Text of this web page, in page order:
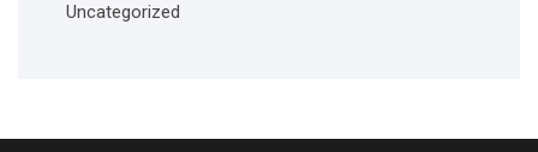
Uncategorized